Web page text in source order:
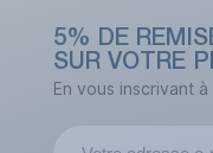
5% DE
SUR VOTRE
En vous inscrivant